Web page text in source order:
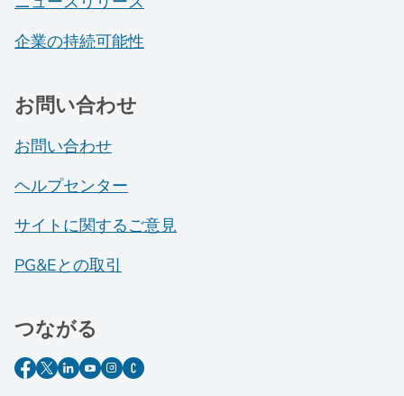
企業の持続可能性
お問い合わせ
お問い合わせ
ヘルプセンター
サイトに関するご意見
PG&Eとの取引
つながる